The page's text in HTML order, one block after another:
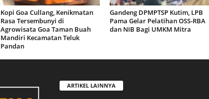
Kopi Goa Cullang, Kenikmatan
Rasa Tersembunyi di
Agrowisata Goa Taman Buah
Mandiri Kecamatan Teluk
Pandan
Gandeng DPMPTSP Kutim, LPB
Pama Gelar Pelatihan OSS-RBA
dan NIB Bagi UMKM Mitra
ARTIKEL LAINNYA